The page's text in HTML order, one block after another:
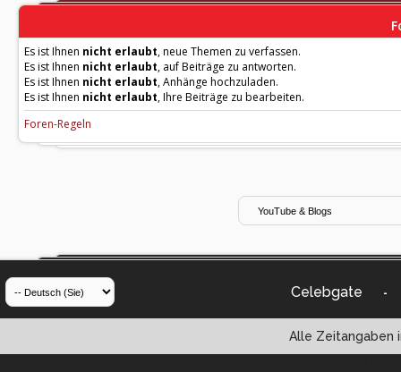
Es ist Ihnen nicht erlaubt, neue Themen zu verfassen.
Es ist Ihnen nicht erlaubt, auf Beiträge zu antworten.
Es ist Ihnen nicht erlaubt, Anhänge hochzuladen.
Es ist Ihnen nicht erlaubt, Ihre Beiträge zu bearbeiten.
Foren-Regeln
Celebgate -
Alle Zeitangaben